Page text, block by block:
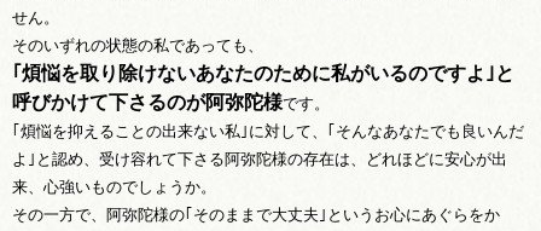
せん。
そのいずれの状態の私であっても、
｢煩悩を取り除けないあなたのために私がいるのですよ｣と
呼びかけて下さるのが阿弥陀様です。
｢煩悩を抑えることの出来ない私｣に対して、｢そんなあなたでも良いんだ
よ｣と認め、受け容れて下さる阿弥陀様の存在は、どれほどに安心が出
来、心強いものでしょうか。
その一方で、阿弥陀様の｢そのままで大丈夫｣というお心にあぐらをか